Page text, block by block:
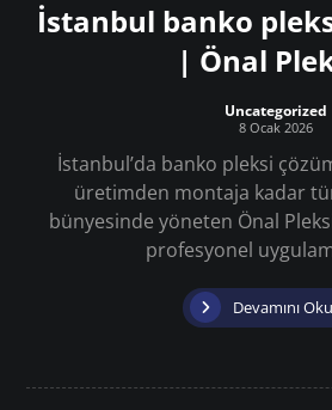
İstanbul banko
| Önal
Uncategorized
8 Ocak 2026
İstanbul’da banko pleksi
üretimden montaja kadar
bünyesinde yöneten Önal
profesyonel
Devamını Oku